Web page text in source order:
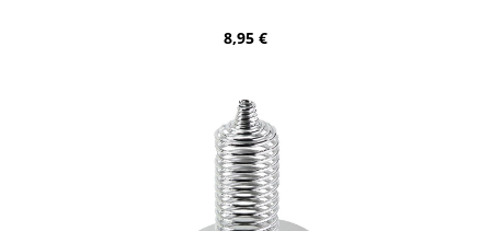
Regulärer Preis:
8,95 €